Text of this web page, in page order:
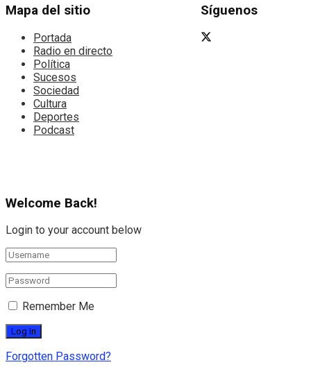
Mapa del sitio
Portada
Radio en directo
Política
Sucesos
Sociedad
Cultura
Deportes
Podcast
Síguenos
Welcome Back!
Login to your account below
Remember Me
Forgotten Password?